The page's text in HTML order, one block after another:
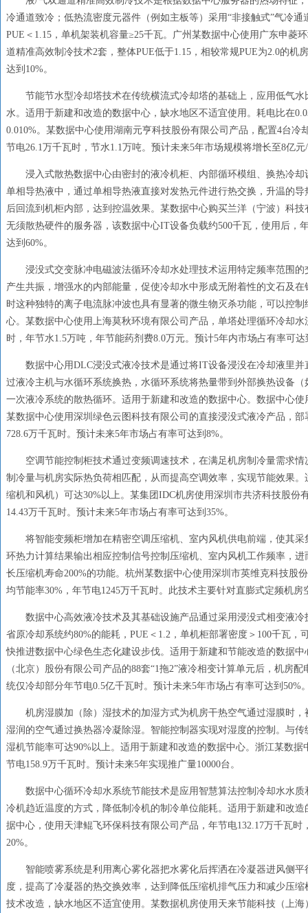
冷通道致冷；低热流密度元器件（例如主板等）采用“非接触式”气冷
PUE＜1.15，单机架装机容量≥25千瓦。广州某数据中心使用广东申菱
道精准高效制冷技术2套，整体PUE低于1.15，相较常规PUE为2.0的机
达到10%。
节能节水型冷却塔技术在传统横流式冷却塔的基础上，应用低气
水。适用于新建和改造的数据中心，缺水地区不适宜使用。耗电比在
0.010%。某数据中心使用湖南元亨科技股份有限公司产品，配置4台
节电26.1万千瓦时，节水1.1万吨。预计未来5年市场规模将增长至8亿元
浸入式散热数据中心由密封的液冷机柜、内部循环模组、换热冷
单相导热液中，通过单相导热液直接对发热元件进行热交换，升温的
后回流到机柜内部，达到控温效果。某数据中心购买兰洋（宁波）科
无须散热硬件的服务器，该数据中心IT设备负载约500千瓦，使用后，
达到60%。
浸没式交变脉冲电磁波法循环冷却水处理技术运用特定频率范围
产生共振，增强水的内部能量，促使冷却水中形成无附着性的文石及
时这种独特的离子电流脉冲波也具有显著的微生物灭杀功能，可以控
心。某数据中心使用上海莫秋环境有限公司产品，单塔处理循环冷却
时，年节水1.5万吨，年节能药剂费8.0万元。预计5年内市场占有率可达
数据中心用DLC浸没式液冷技术是通过将IT设备浸没在冷却液里
过液冷主机与水循环系统换热，水循环系统将热量带到外部换热设备
一次液冷系统的散热循环。适用于新建和改造的数据中心。数据中心
某数据中心使用深圳绿色云图科技有限公司的直接浸没式液冷产品，
728.6万千瓦时。预计未来5年市场占有率可达到8%。
空调节能控制柜技术通过变频调速技术，在满足机房制冷量需求
制冷量与机房实际热负荷相匹配，从而提高空调效率，实现节能效果
缩机和风机）可达30%以上。某集团IDC机房使用深圳市共济科技股份
14.43万千瓦时。预计未来5年市场占有率可达到35%。
将智能变频柜增加在精密空调压缩机、室内风机供电前端，使其
环热力计算结果输出相应控制信号控制压缩机、室内风机工作频率，
长压缩机寿命200%的功能。杭州某数据中心使用深圳市英维克科技股
均节能率30%，年节电1245万千瓦时。此技术主要针对直膨式定频机
数据中心高效液冷技术及其基础设施产品通过采用浸没式相变液
省原冷却系统约80%的能耗，PUE＜1.2，单机柜部署密度＞100千瓦
快推进数据中心绿色生态化建设步伐。适用于新建和节能改造的数据
（北京）股份有限公司产品的88套“1拖2”液冷相变计算单元后，机房
统仅冷却部分年节电0.5亿千瓦时。预计未来5年市场占有率可达到50%
机房湿膜加（除）湿技术的加湿方式为机房干热空气通过湿膜时
湿润的空气通过换热器冷凝除湿。智能控制器实现对湿度的控制。与
湿机节能率可达90%以上。适用于新建和改造的数据中心。浙江某数
节电158.9万千瓦时。预计未来5年实现推广量10000台。
数据中心循环冷却水系统节能技术是应用智慧算法控制冷却水水
冷机趋近温度的方式，降低制冷机的制冷单位能耗。适用于新建和改
据中心，使用天津鲲飞环保科技有限公司产品，年节电132.17万千瓦
20%。
智能喷雾系统是利用离心雾化器把水雾化后挥洒在冷凝器进风侧
度，提高了冷凝器的热交换效率，达到降低压缩机排气压力和减少压
技术改造，缺水地区不适宜使用。某数据机房使用天来节能科技（上